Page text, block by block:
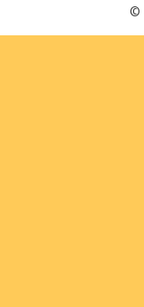
©